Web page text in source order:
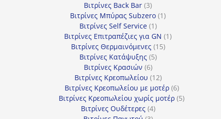
προϊόντα
Βιτρίνες Back Bar 33
προϊόντα
Βιτρίνες Mπύρας Subzero 11
Βιτρίνες Self Service 11
προϊόν
Βιτρίνες Επιτραπέζιες για GN 11
Βιτρίνες Θερμαινόμενες 1515
Βιτρίνες Κατάψυξης 55
Βιτρίνες Κρασιών 66
προϊόντα
Βιτρίνες Κρεοπωλείου 1212
προϊόντα
Βιτρίνες Κρεοπωλείου με μοτέρ 66
προϊόντα
Βιτρίνες Κρεοπωλείου χωρίς μοτέρ 55
Βιτρίνες Ουδέτερες 44